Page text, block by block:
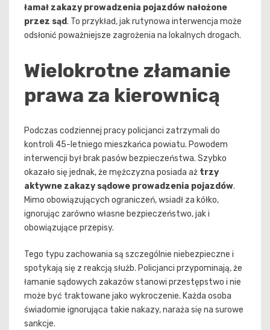
łamał zakazy prowadzenia pojazdów nałożone
przez sąd. To przykład, jak rutynowa interwencja może
odsłonić poważniejsze zagrożenia na lokalnych drogach.
Wielokrotne złamanie
prawa za kierownicą
Podczas codziennej pracy policjanci zatrzymali do
kontroli 45-letniego mieszkańca powiatu. Powodem
interwencji był brak pasów bezpieczeństwa. Szybko
okazało się jednak, że mężczyzna posiada aż trzy
aktywne zakazy sądowe prowadzenia pojazdów.
Mimo obowiązujących ograniczeń, wsiadł za kółko,
ignorując zarówno własne bezpieczeństwo, jak i
obowiązujące przepisy.
Tego typu zachowania są szczególnie niebezpieczne i
spotykają się z reakcją służb. Policjanci przypominają, że
łamanie sądowych zakazów stanowi przestępstwo i nie
może być traktowane jako wykroczenie. Każda osoba
świadomie ignorująca takie nakazy, naraża się na surowe
sankcje.